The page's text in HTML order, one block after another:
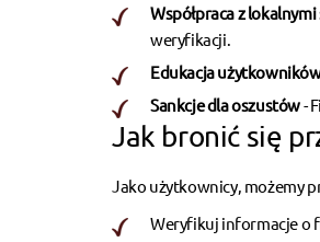
Współpraca z
weryfikacji.
Edukacja
Sankcje dla oszustów-
Jak bronić się
Jako użytkownicy, możemy
Weryfikuj informacje o